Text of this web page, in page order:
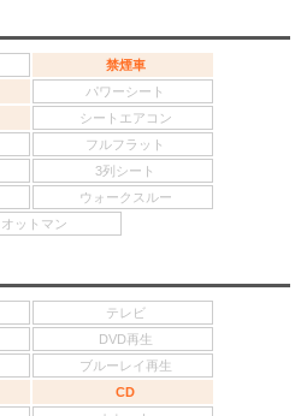
禁煙車
パワーシート
シートエアコン
フルフラット
3列シート
ウォークスルー
オットマン
テレビ
DVD再生
ブルーレイ再生
CD